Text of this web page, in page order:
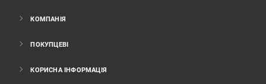
КОМПАНІЯ
ПОКУПЦЕВІ
КОРИСНА ІНФОРМАЦІЯ